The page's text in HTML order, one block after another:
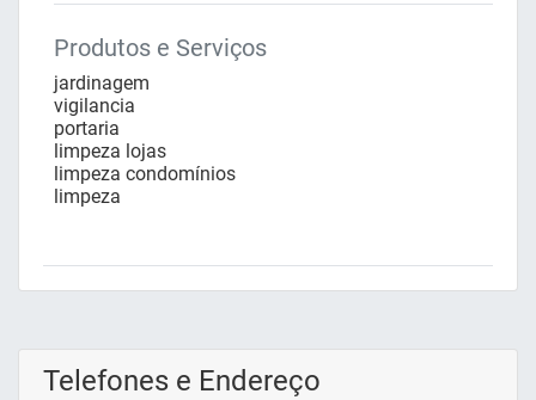
Produtos e Serviços
jardinagem
vigilancia
portaria
limpeza lojas
limpeza condomínios
limpeza
Telefones e Endereço